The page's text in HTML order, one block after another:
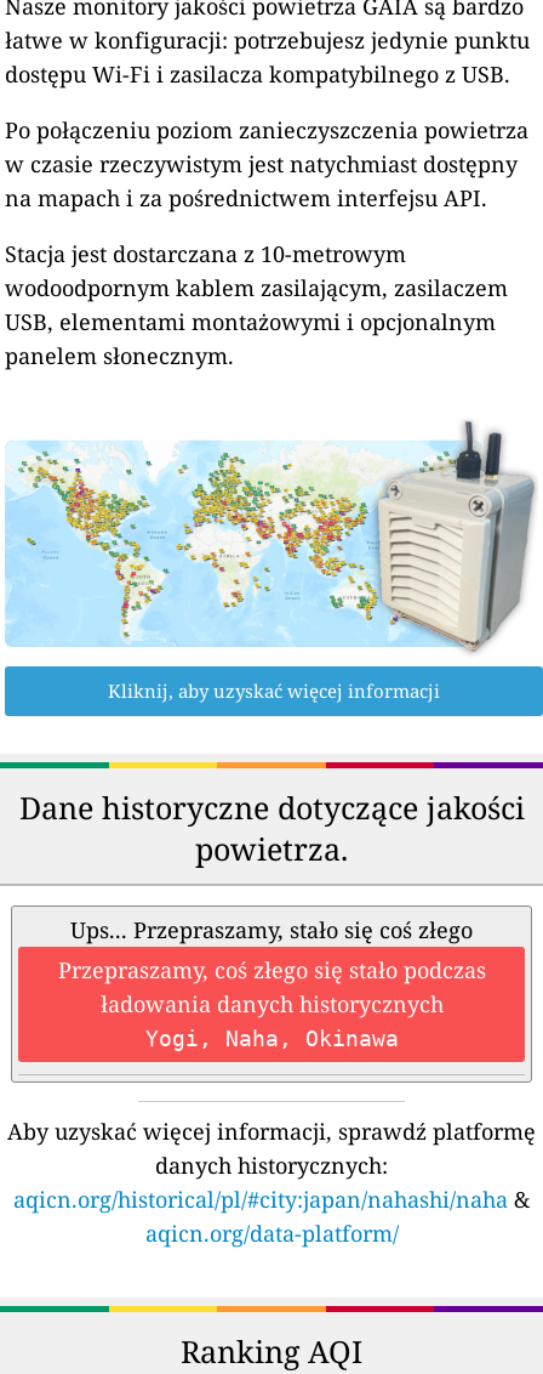
Nasze monitory jakości powietrza GAIA są bardzo
łatwe w konfiguracji: potrzebujesz jedynie punktu
dostępu Wi-Fi i zasilacza kompatybilnego z USB.
Po połączeniu poziom zanieczyszczenia powietrza
w czasie rzeczywistym jest natychmiast dostępny
na mapach i za pośrednictwem interfejsu API.
Stacja jest dostarczana z 10-metrowym
wodoodpornym kablem zasilającym, zasilaczem
USB, elementami montażowymi i opcjonalnym
panelem słonecznym.
Kliknij, aby uzyskać więcej informacji
Dane historyczne dotyczące jakości
powietrza.
Ups... Przepraszamy, stało się coś złego
Przepraszamy, coś złego się stało podczas
ładowania danych historycznych
Yogi, Naha, Okinawa
Aby uzyskać więcej informacji, sprawdź platformę
danych historycznych:
aqicn.org/historical/pl/#city:japan/nahashi/naha &
aqicn.org/data-platform/
Ranking AQI